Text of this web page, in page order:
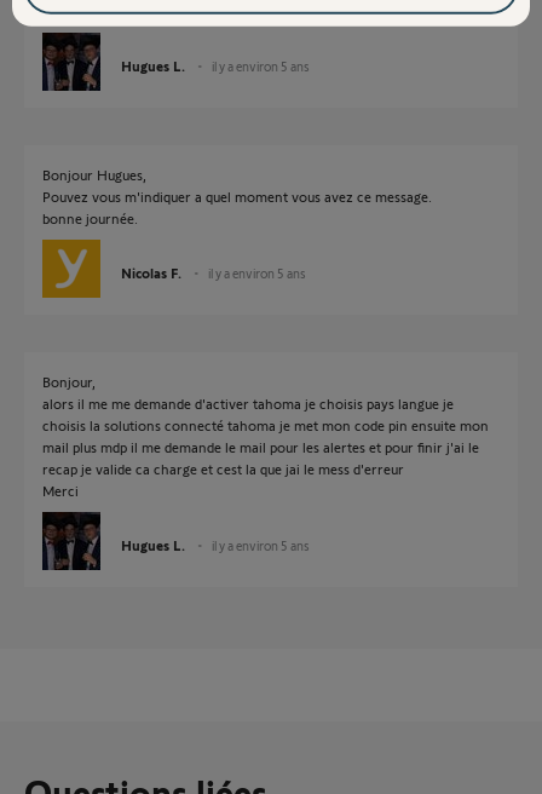
Merci
Hugues L. il y a environ 5 ans
Bonjour Hugues,
Pouvez vous m'indiquer a quel moment vous avez ce message.
bonne journée.
Nicolas F. il y a environ 5 ans
Bonjour,
alors il me me demande d'activer tahoma je choisis pays langue je
choisis la solutions connecté tahoma je met mon code pin ensuite mon
mail plus mdp il me demande le mail pour les alertes et pour finir j'ai le
recap je valide ca charge et cest la que jai le mess d'erreur
Merci
Hugues L. il y a environ 5 ans